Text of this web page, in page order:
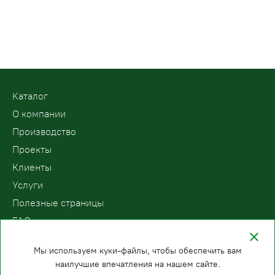
Kаталог
О компании
Производство
Проекты
Клиенты
Услуги
Полезные страницы
FAQ
Мы используем куки-файлы, чтобы обеспечить вам
наилучшие впечатления на нашем сайте.